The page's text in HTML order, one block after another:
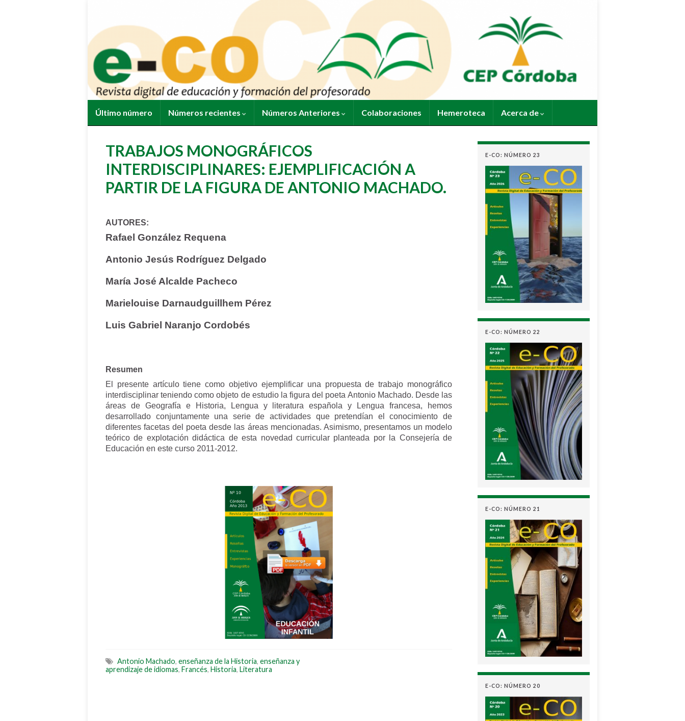
Último número Números recientes Números Anteriores Colaboraciones Hemeroteca Acerca de
TRABAJOS MONOGRÁFICOS
INTERDISCIPLINARES: EJEMPLIFICACIÓN A
PARTIR DE LA FIGURA DE ANTONIO MACHADO.
AUTORES:
Rafael González Requena
Antonio Jesús Rodríguez Delgado
María José Alcalde Pacheco
Marielouise Darnaudguillhem Pérez
Luis Gabriel Naranjo Cordobés
Resumen
El presente artículo tiene como objetivo ejemplificar una propuesta de trabajo monográfico
interdisciplinar teniendo como objeto de estudio la figura del poeta Antonio Machado. Desde las
áreas de Geografía e Historia, Lengua y literatura española y Lengua francesa, hemos
desarrollado conjuntamente una serie de actividades que pretendían el conocimiento de
diferentes facetas del poeta desde las áreas mencionadas. Asimismo, presentamos un modelo
teórico de explotación didáctica de esta novedad curricular planteada por la Consejería de
Educación en este curso 2011-2012.
Antonio Machado, enseñanza de la Historia, enseñanza y
aprendizaje de idiomas, Francés, Historia, Literatura
E-CO: NÚMERO 23
E-CO: NÚMERO 22
E-CO: NÚMERO 21
E-CO: NÚMERO 20